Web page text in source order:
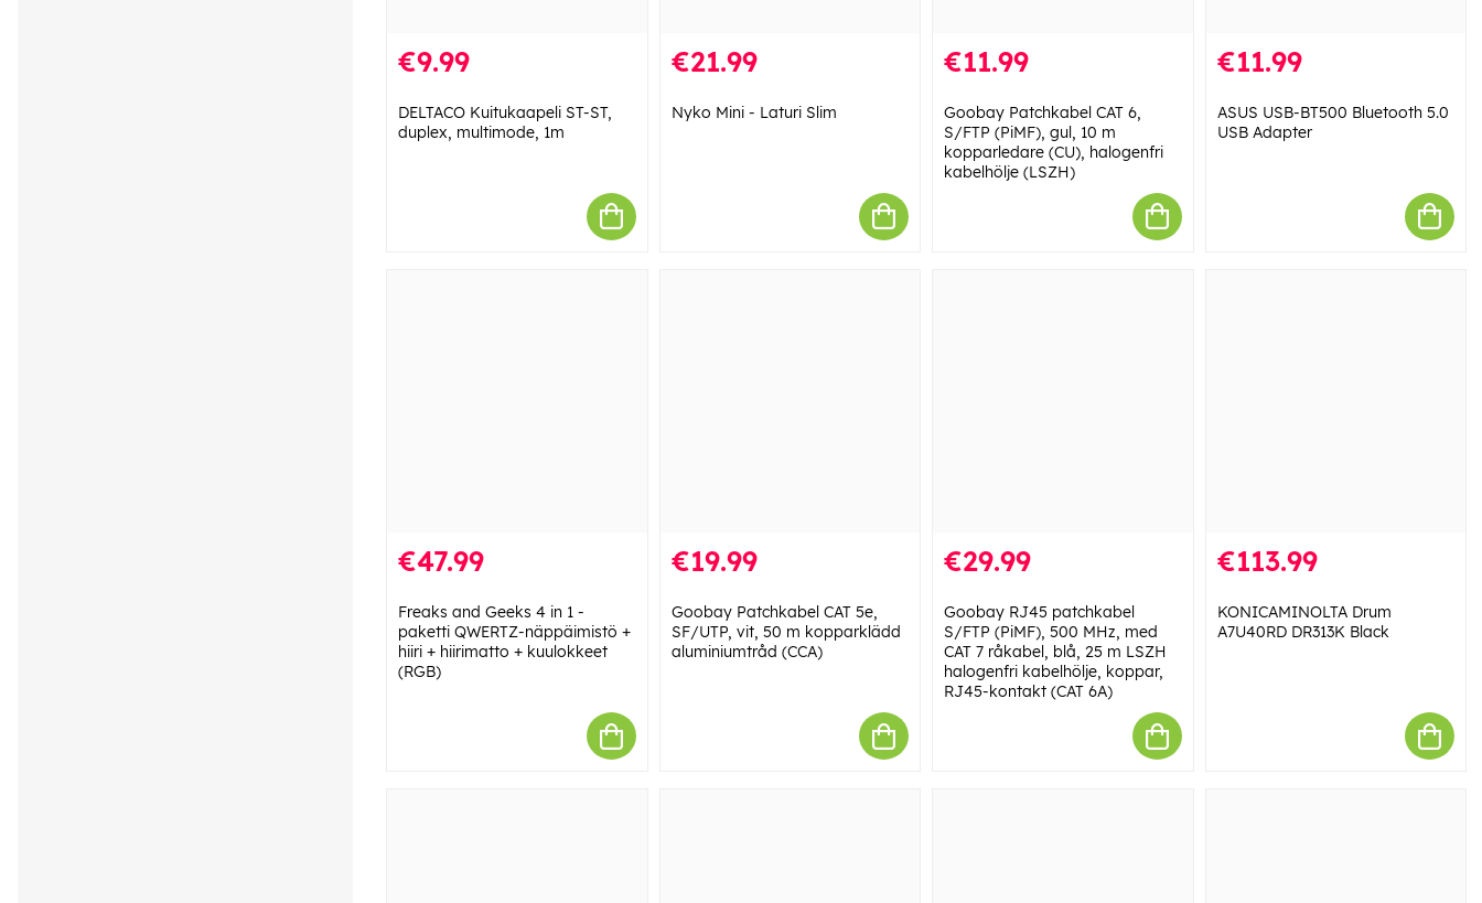
€9.99
DELTACO Kuitukaapeli ST-ST,
duplex, multimode, 1m
€21.99
Nyko Mini - Laturi Slim
€11.99
Goobay Patchkabel CAT 6,
S/FTP (PiMF), gul, 10 m
kopparledare (CU), halogenfri
kabelhölje (LSZH)
€11.99
ASUS USB-BT500 Bluetooth 5.0
USB Adapter
€47.99
Freaks and Geeks 4 in 1 -
paketti QWERTZ-näppäimistö +
hiiri + hiirimatto + kuulokkeet
(RGB)
€19.99
Goobay Patchkabel CAT 5e,
SF/UTP, vit, 50 m kopparklädd
aluminiumtråd (CCA)
€29.99
Goobay RJ45 patchkabel
S/FTP (PiMF), 500 MHz, med
CAT 7 råkabel, blå, 25 m LSZH
halogenfri kabelhölje, koppar,
RJ45-kontakt (CAT 6A)
€113.99
KONICAMINOLTA Drum
A7U40RD DR313K Black